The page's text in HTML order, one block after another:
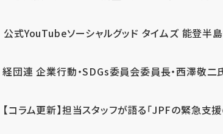
公式YouTubeソーシャルグッド タイムズ 能登半
経団連 企業行動・SDGs委員会委員長・西澤敬二
【コラム更新】担当スタッフが語る「JPFの緊急支